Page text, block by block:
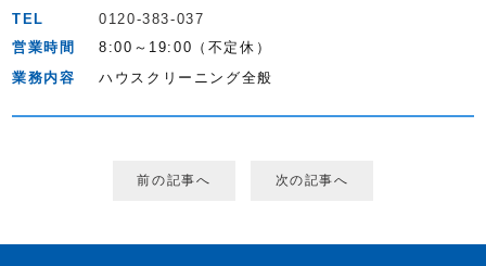
TEL
0120-383-037
営業時間
8:00～19:00（不定休）
業務内容
ハウスクリーニング全般
前の記事へ 次の記事へ